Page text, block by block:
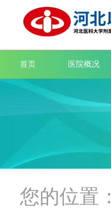
首页 医院概况
您的位置：